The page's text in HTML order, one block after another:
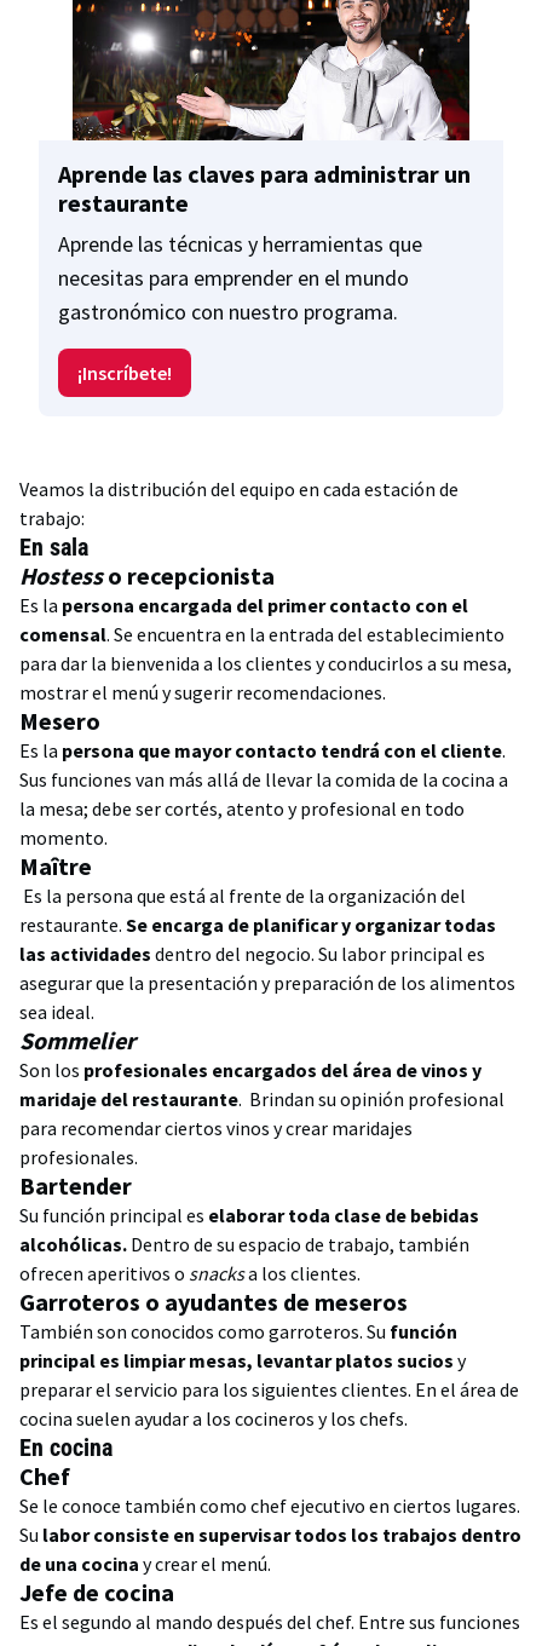
Aprende las claves para administrar un
restaurante
Aprende las técnicas y herramientas que
necesitas para emprender en el mundo
gastronómico con nuestro programa.
¡Inscríbete!
Veamos la distribución del equipo en cada estación de
trabajo:
En sala
Hostesso recepcionista
Es la persona encargada del primer contacto con el
comensal. Se encuentra en la entrada del establecimiento
para dar la bienvenida a los clientes y conducirlos a su mesa,
mostrar el menú y sugerir recomendaciones.
Mesero
Es la persona que mayor contacto tendrá con el cliente.
Sus funciones van más allá de llevar la comida de la cocina a
la mesa; debe ser cortés, atento y profesional en todo
momento.
Maître
Es la persona que está al frente de la organización del
restaurante. Se encarga de planificar y organizar todas
las actividades dentro del negocio. Su labor principal es
asegurar que la presentación y preparación de los alimentos
sea ideal.
Sommelier
Son los profesionales encargados del área de vinos y
maridaje del restaurante. Brindan su opinión profesional
para recomendar ciertos vinos y crear maridajes
profesionales.
Bartender
Su función principal es elaborar toda clase de bebidas
alcohólicas. Dentro de su espacio de trabajo, también
ofrecen aperitivos o snacksa los clientes.
Garroteros o ayudantes de meseros
También son conocidos como garroteros. Su función
principal es limpiar mesas, levantar platos sucios y
preparar el servicio para los siguientes clientes. En el área de
cocina suelen ayudar a los cocineros y los chefs.
En cocina
Chef
Se le conoce también como chef ejecutivo en ciertos lugares.
Su labor consiste en supervisar todos los trabajos dentro
de una cocina y crear el menú.
Jefe de cocina
Es el segundo al mando después del chef. Entre sus funciones